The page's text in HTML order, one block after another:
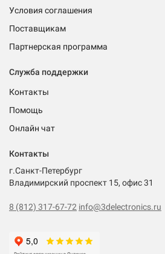
Условия соглашения
Поставщикам
Партнерская программа
Служба поддержки
Контакты
Помощь
Онлайн чат
Контакты
г.Санкт-Петербург
Владимирский проспект 15, офис 31
8 (812) 317-67-72 info@3delectronics.ru